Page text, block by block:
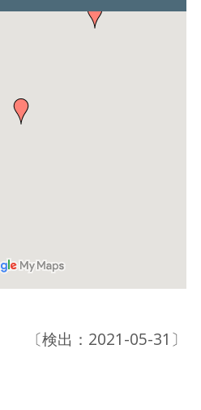
〔検出：2021-05-31〕